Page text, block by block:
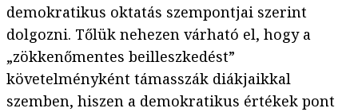
demokratikus oktatás szempontjai szerint
dolgozni. Tőlük nehezen várható el, hogy a
„zökkenőmentes beilleszkedést”
követelményként támasszák diákjaikkal
szemben, hiszen a demokratikus értékek pont